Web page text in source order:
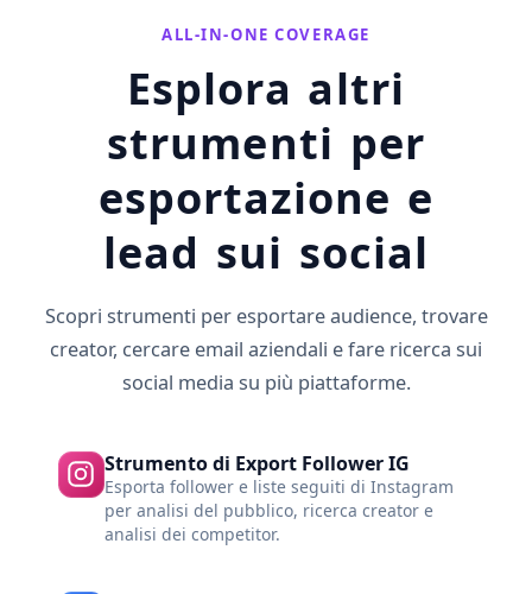
ALL-IN-ONE COVERAGE
Esplora altri
strumenti per
esportazione e
lead sui social
Scopri strumenti per esportare audience, trovare
creator, cercare email aziendali e fare ricerca sui
social media su più piattaforme.
Strumento di Export Follower IG
Esporta follower e liste seguiti di Instagram
per analisi del pubblico, ricerca creator e
analisi dei competitor.